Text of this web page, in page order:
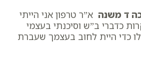
ד משנה א”ר טרפון אני הייתי
כדברי ב”ש וסיכנתי בעצמי
כדי היית לחוב בעצמך שעברת